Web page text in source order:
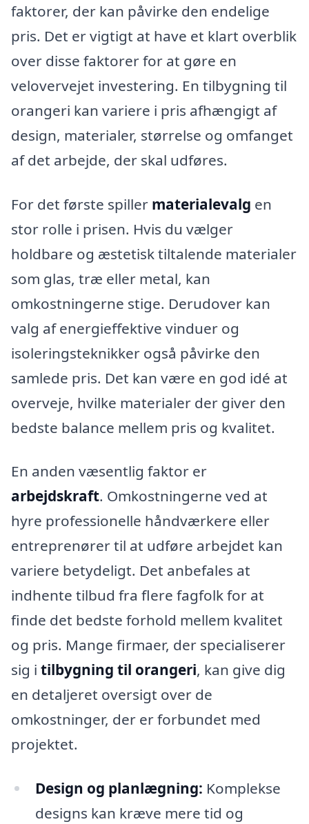
faktorer, der kan påvirke den endelige
pris. Det er vigtigt at have et klart overblik
over disse faktorer for at gøre en
velovervejet investering. En tilbygning til
orangeri kan variere i pris afhængigt af
design, materialer, størrelse og omfanget
af det arbejde, der skal udføres.
For det første spiller materialevalg en
stor rolle i prisen. Hvis du vælger
holdbare og æstetisk tiltalende materialer
som glas, træ eller metal, kan
omkostningerne stige. Derudover kan
valg af energieffektive vinduer og
isoleringsteknikker også påvirke den
samlede pris. Det kan være en god idé at
overveje, hvilke materialer der giver den
bedste balance mellem pris og kvalitet.
En anden væsentlig faktor er
arbejdskraft. Omkostningerne ved at
hyre professionelle håndværkere eller
entreprenører til at udføre arbejdet kan
variere betydeligt. Det anbefales at
indhente tilbud fra flere fagfolk for at
finde det bedste forhold mellem kvalitet
og pris. Mange firmaer, der specialiserer
sig i tilbygning til orangeri, kan give dig
en detaljeret oversigt over de
omkostninger, der er forbundet med
projektet.
Design og planlægning: Komplekse
designs kan kræve mere tid og